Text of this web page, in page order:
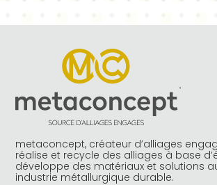
metaconcept, créateur d’alliages
réalise et recycle des alliages à base
développe des matériaux et solutions
industrie métallurgique durable.